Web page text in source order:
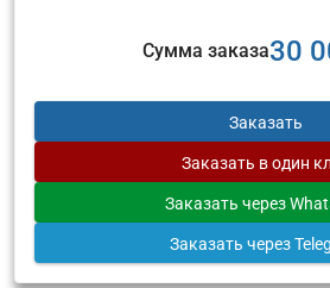
Сумма заказа30
Заказать
Заказать в один
Заказать через
Заказать через